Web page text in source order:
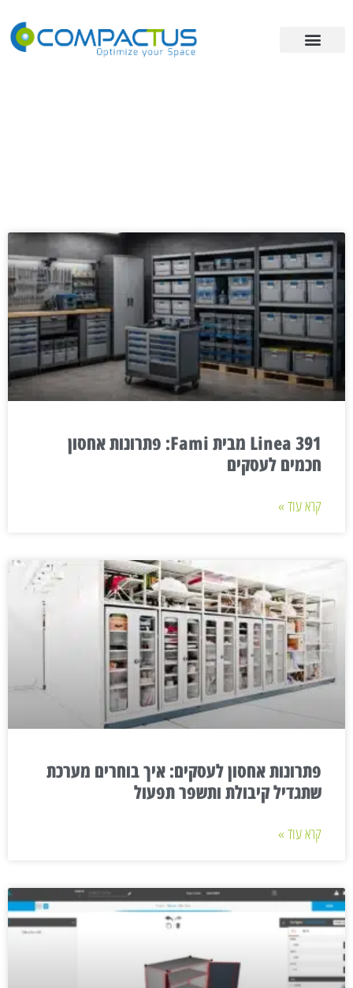
Linea 391 מבית Fami: פתרונות אחסון
חכמים לעסקים
קרא עוד »
פתרונות אחסון לעסקים: איך בוחרים מערכת
שתגדיל קיבולת ותשפר תפעול
קרא עוד »